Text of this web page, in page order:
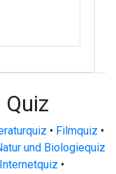
• Filmquiz •
und Biologiequiz
•